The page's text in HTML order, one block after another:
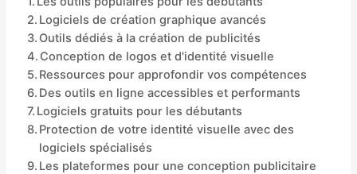
Logiciels de création graphique avancés
Outils dédiés à la création de publicités
Conception de logos et d'identité visuelle
Ressources pour approfondir vos compétences
Des outils en ligne accessibles et performants
Logiciels gratuits pour les débutants
Protection de votre identité visuelle avec des
logiciels spécialisés
Les plateformes pour une conception publicitaire